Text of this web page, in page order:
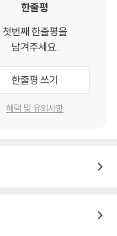
한줄평
첫번째 한줄평을
남겨주세요.
한줄평 쓰기
혜택 및 유의사항